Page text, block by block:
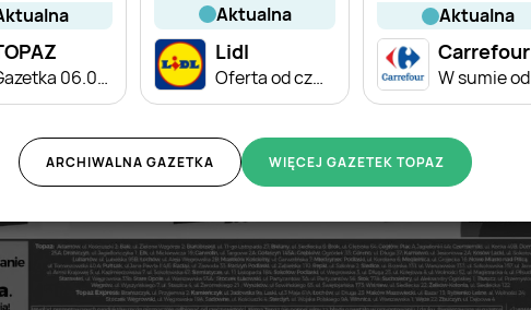
aktualna
Gazetka 06.08-12.08
aktualna
Lidl
Oferta od czwartku
aktualna
Carrefour
WIĘCEJ GAZETEK TOPAZ
ARCHIWALNA GAZETKA